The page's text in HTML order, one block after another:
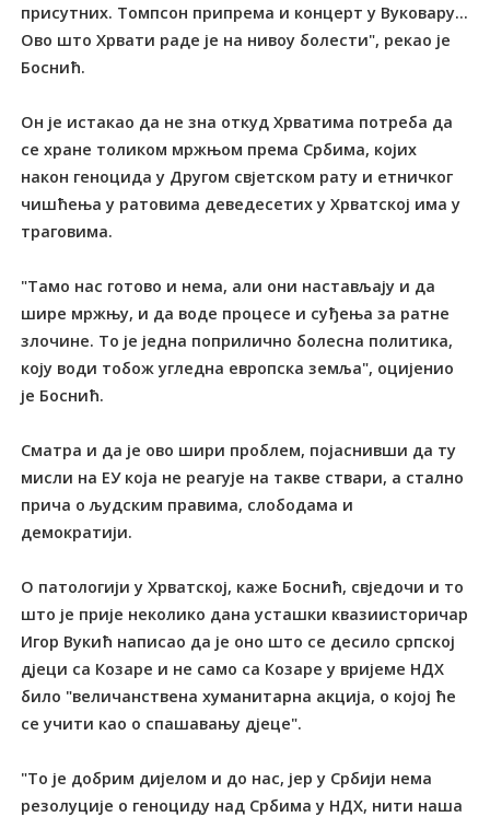
присутних. Томпсон припрема и концерт у Вуковару...
Ово што Хрвати раде је на нивоу болести", рекао је
Боснић.
Он је истакао да не зна откуд Хрватима потреба да
се хране толиком мржњом према Србима, којих
након геноцида у Другом свјетском рату и етничког
чишћења у ратовима деведесетих у Хрватској има у
траговима.
"Тамо нас готово и нема, али они настављају и да
шире мржњу, и да воде процесе и суђења за ратне
злочине. То је једна поприлично болесна политика,
коју води тобож угледна европска земља", оцијенио
је Боснић.
Сматра и да је ово шири проблем, појаснивши да ту
мисли на ЕУ која не реагује на такве ствари, а стално
прича о људским правима, слободама и
демократији.
О патологији у Хрватској, каже Боснић, свједочи и то
што је прије неколико дана усташки квазиисторичар
Игор Вукић написао да је оно што се десило српској
дјеци са Козаре и не само са Козаре у вријеме НДХ
било "величанствена хуманитарна акција, о којој ће
се учити као о спашавању дјеце".
"То је добрим дијелом и до нас, јер у Србији нема
резолуције о геноциду над Србима у НДХ, нити наша